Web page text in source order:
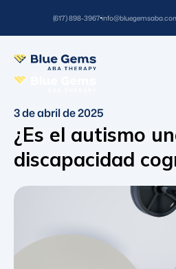
(617) 898-3967
3 de abril de 2025
¿Es el autismo
discapacidad